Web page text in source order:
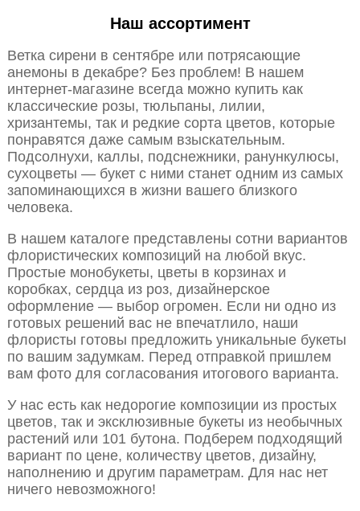
Наш ассортимент
Ветка сирени в сентябре или потрясающие
анемоны в декабре? Без проблем! В нашем
интернет-магазине всегда можно купить как
классические розы, тюльпаны, лилии,
хризантемы, так и редкие сорта цветов, которые
понравятся даже самым взыскательным.
Подсолнухи, каллы, подснежники, ранункулюсы,
сухоцветы — букет с ними станет одним из самых
запоминающихся в жизни вашего близкого
человека.
В нашем каталоге представлены сотни вариантов
флористических композиций на любой вкус.
Простые монобукеты, цветы в корзинах и
коробках, сердца из роз, дизайнерское
оформление — выбор огромен. Если ни одно из
готовых решений вас не впечатлило, наши
флористы готовы предложить уникальные букеты
по вашим задумкам. Перед отправкой пришлем
вам фото для согласования итогового варианта.
У нас есть как недорогие композиции из простых
цветов, так и эксклюзивные букеты из необычных
растений или 101 бутона. Подберем подходящий
вариант по цене, количеству цветов, дизайну,
наполнению и другим параметрам. Для нас нет
ничего невозможного!